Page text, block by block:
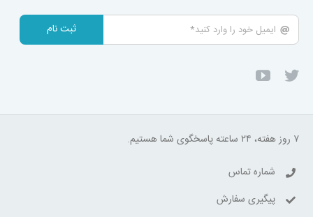
ثبت نام
۷ روز هفته، ۲۴ ساعته پاسخگوی شما هستیم.
شماره تماس
پیگیری سفارش